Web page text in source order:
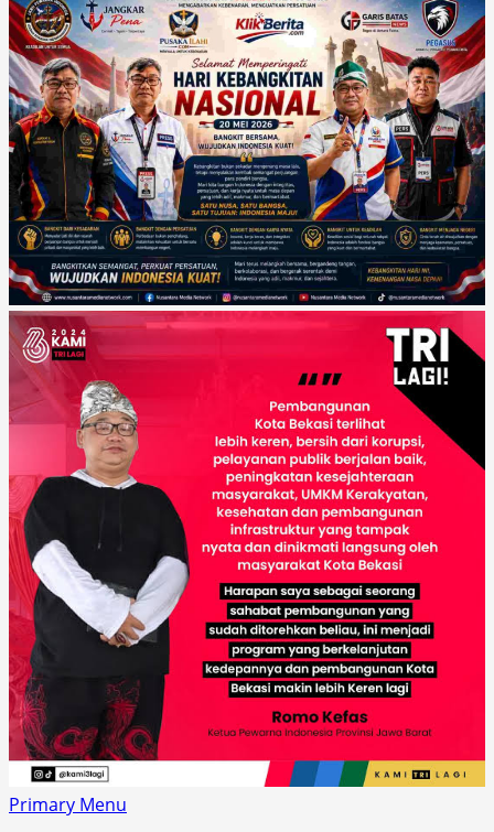
Primary Menu